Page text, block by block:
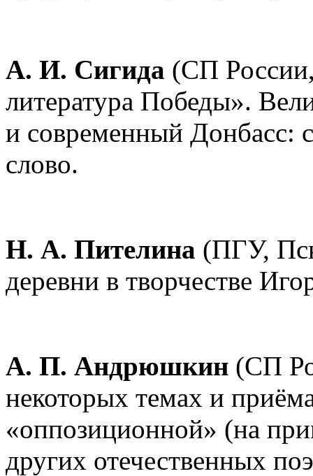
А. И. Сигида (СП
литература Победы».
и современный Донбасс:
слово.
Н. А. Пителина (ПГУ,
деревни в творчестве
А. П. Андрюшкин (СП
некоторых темах и
«оппозиционной» (на
других отечественных